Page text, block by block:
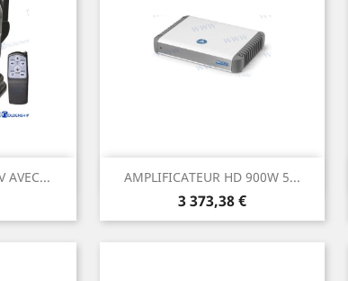
AVEC... AMPLIFICATEUR HD 900W 5...
Prix
3 373,38 €
Aperçu rapide